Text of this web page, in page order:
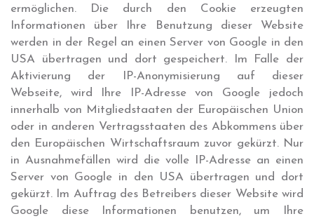
ermöglichen. Die durch den Cookie erzeugten
Informationen über Ihre Benutzung dieser Website
werden in der Regel an einen Server von Google in den
USA übertragen und dort gespeichert. Im Falle der
Aktivierung der IP-Anonymisierung auf dieser
Webseite, wird Ihre IP-Adresse von Google jedoch
innerhalb von Mitgliedstaaten der Europäischen Union
oder in anderen Vertragsstaaten des Abkommens über
den Europäischen Wirtschaftsraum zuvor gekürzt. Nur
in Ausnahmefällen wird die volle IP-Adresse an einen
Server von Google in den USA übertragen und dort
gekürzt. Im Auftrag des Betreibers dieser Website wird
Google diese Informationen benutzen, um Ihre